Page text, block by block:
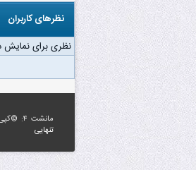
نظرهای کاربران
نظری برای نمایش
مانشت ۴: ©کپی‌رایت سال ۱۳۹۵. همه حقوق برای
تنهایی